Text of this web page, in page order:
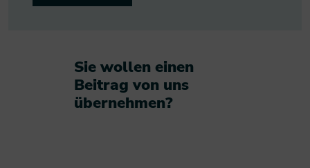
Sie wollen einen
Beitrag von uns
übernehmen?​